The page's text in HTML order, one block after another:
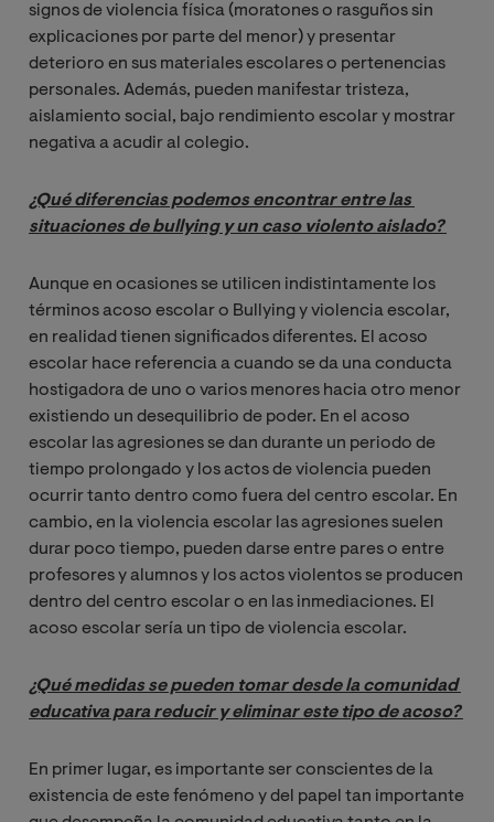
signos de violencia física (moratones o rasguños sin
explicaciones por parte del menor) y presentar
deterioro en sus materiales escolares o pertenencias
personales. Además, pueden manifestar tristeza,
aislamiento social, bajo rendimiento escolar y mostrar
negativa a acudir al colegio.
¿Qué diferencias podemos encontrar entre las
situaciones de bullying y un caso violento aislado?
Aunque en ocasiones se utilicen indistintamente los
términos acoso escolar o Bullying y violencia escolar,
en realidad tienen significados diferentes. El acoso
escolar hace referencia a cuando se da una conducta
hostigadora de uno o varios menores hacia otro menor
existiendo un desequilibrio de poder. En el acoso
escolar las agresiones se dan durante un periodo de
tiempo prolongado y los actos de violencia pueden
ocurrir tanto dentro como fuera del centro escolar. En
cambio, en la violencia escolar las agresiones suelen
durar poco tiempo, pueden darse entre pares o entre
profesores y alumnos y los actos violentos se producen
dentro del centro escolar o en las inmediaciones. El
acoso escolar sería un tipo de violencia escolar.
¿Qué medidas se pueden tomar desde la comunidad
educativa para reducir y eliminar este tipo de acoso?
En primer lugar, es importante ser conscientes de la
existencia de este fenómeno y del papel tan importante